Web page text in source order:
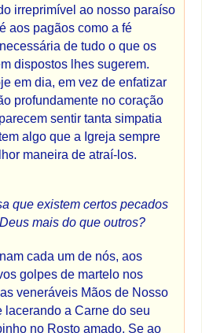
irreprimível ao nosso paraíso
aos pagãos como a fé
de tudo o que os
dispostos lhes sugerem.
em dia, em vez de enfatizar
profundamente no coração
sentir tanta simpatia
algo que a Igreja sempre
maneira de atraí-los.
que existem certos pecados
mais do que outros?
cada um de nós, aos
golpes de martelo nos
veneráveis ​​Mãos de Nosso
lacerando a Carne do seu
no Rosto amado. Se ao